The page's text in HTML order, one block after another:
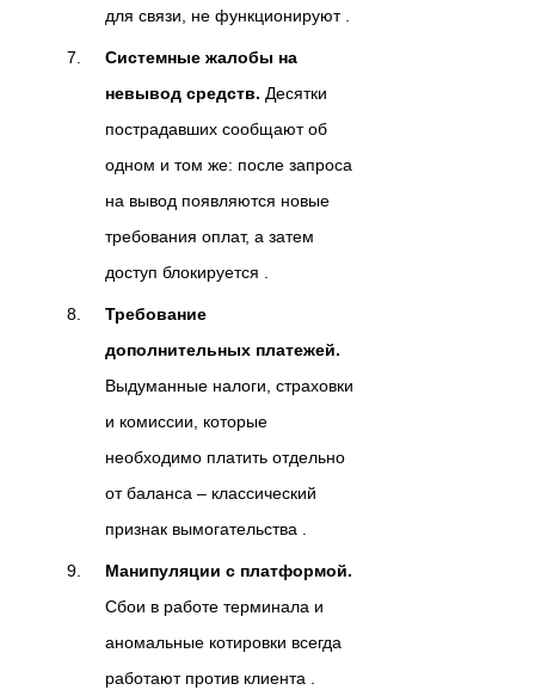
для связи, не функционируют .
Системные жалобы на
невывод средств. Десятки
пострадавших сообщают об
одном и том же: после запроса
на вывод появляются новые
требования оплат, а затем
доступ блокируется .
Требование
дополнительных платежей.
Выдуманные налоги, страховки
и комиссии, которые
необходимо платить отдельно
от баланса – классический
признак вымогательства .
Манипуляции с платформой.
Сбои в работе терминала и
аномальные котировки всегда
работают против клиента .